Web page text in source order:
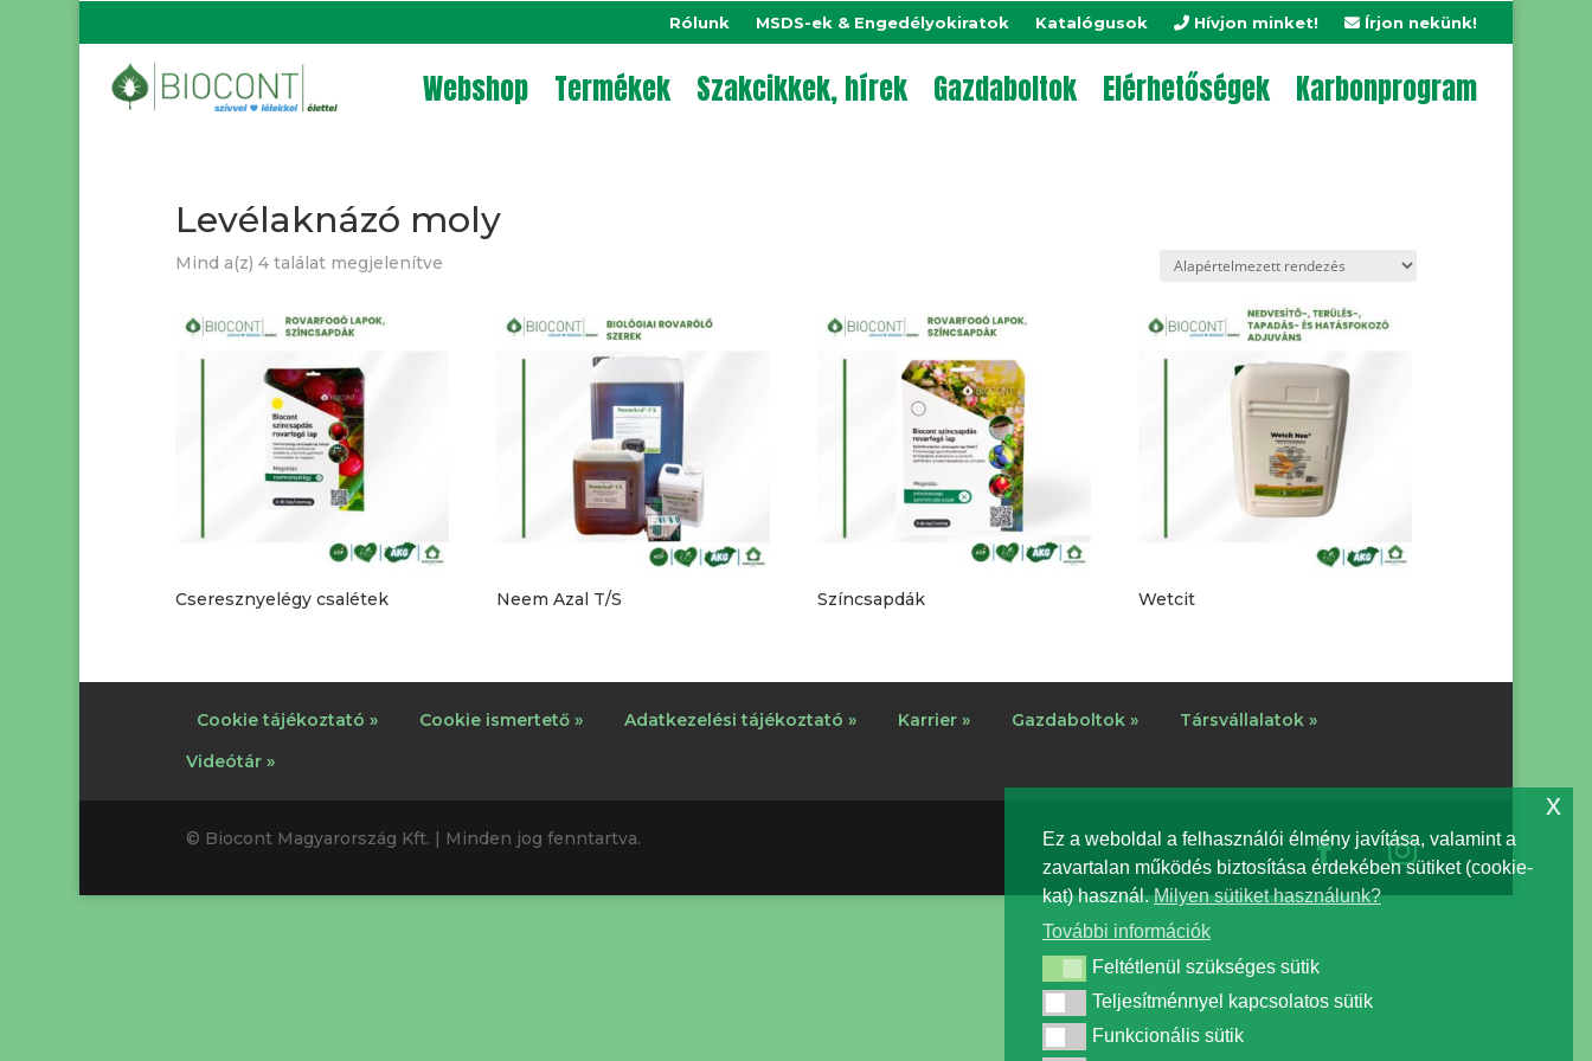
Ez a weboldal a felhasználói élmény javítása, valamint a
zavartalan működés biztosítása érdekében sütiket (cookie-
kat) használ.Milyen sütiket használunk?
További információk
Feltétlenül szükséges sütik
Feltétlenül szükséges sütik
Teljesítménnyel kapcsolatos sütik
Teljesítménnyel kapcsolatos sütik
Funkcionális sütik
Funkcionális sütik
x
Rólunk MSDS-ek & Engedélyokiratok Katalógusok Hívjon minket! Írjon nekünk!
Webshop Termékek Szakcikkek, hírek Gazdaboltok Elérhetőségek Karbonprogram
Levélaknázó moly
Mind a(z) 4 találat megjelenítve
Cseresznyelégy csalétek Neem Azal T/S Színcsapdák Wetcit
Cookie tájékoztató » Cookie ismertető » Adatkezelési tájékoztató » Karrier » Gazdaboltok »
Társvállalatok »
Videótár »
© Biocont Magyarország Kft. | Minden jog fenntartva.